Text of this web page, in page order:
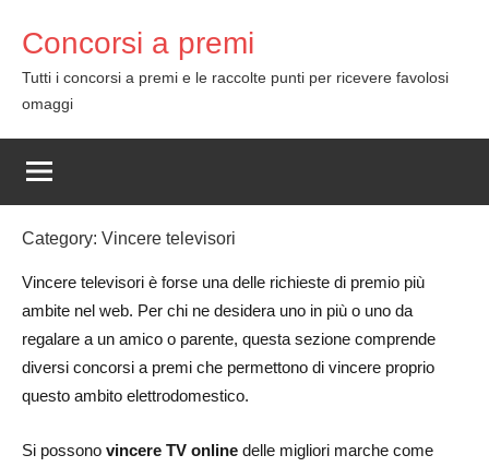
content
Concorsi a premi
Tutti i concorsi a premi e le raccolte punti per ricevere favolosi
omaggi
Category: Vincere televisori
Vincere televisori è forse una delle richieste di premio più
ambite nel web. Per chi ne desidera uno in più o uno da
regalare a un amico o parente, questa sezione comprende
diversi concorsi a premi che permettono di vincere proprio
questo ambito elettrodomestico.
Si possono vincere TV online delle migliori marche come